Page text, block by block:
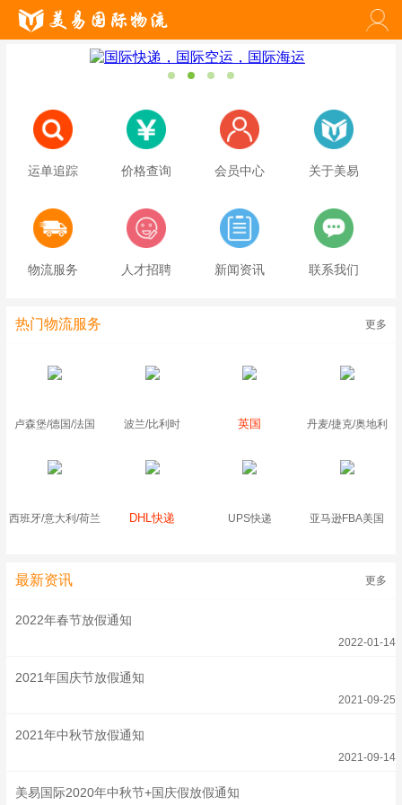
运单追踪 价格查询 会员中心 关于美易
物流服务 人才招聘 新闻资讯 联系我们
热门物流服务 更多
卢森堡/德国/法国 波兰/比利时 英国 丹麦/捷克/奥地利
西班牙/意大利/荷兰 DHL快递 UPS快递 亚马逊FBA美国
最新资讯 更多
2022年春节放假通知
2022-01-14
2021年国庆节放假通知
2021-09-25
2021年中秋节放假通知
2021-09-14
美易国际2020年中秋节+国庆假放假通知